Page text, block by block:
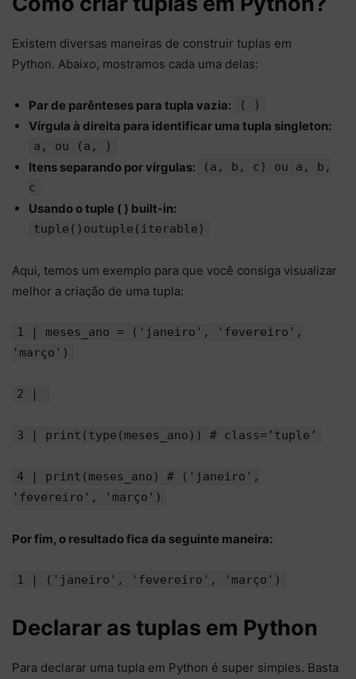
Existem diversas maneiras de construir tuplas em
Python. Abaixo, mostramos cada uma delas:
Par de parênteses para tupla vazia: ( )
Vírgula à direita para identificar uma tupla singleton:
a, ou (a, )
Itens separando por vírgulas:
(a, b, c) ou a, b,
c
Usando o tuple ( ) built-in:
tuple()outuple(iterable)
Aqui, temos um exemplo para que você consiga visualizar
melhor a criação de uma tupla:
1 | meses_ano = ('janeiro', 'fevereiro',
'março')
2 |
3 | print(type(meses_ano)) # class=’tuple’
4 | print(meses_ano) # ('janeiro',
'fevereiro', 'março')
Por fim, o resultado fica da seguinte maneira:
1 | ('janeiro', 'fevereiro', 'março')
Declarar as tuplas em Python
Para declarar uma tupla em Python é super simples. Basta